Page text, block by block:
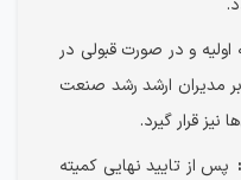
و در صورت قبولی در
مدیران ارشد رشد صنعت
نیز قرار گیرد.
پس از تایید نهایی کمیته